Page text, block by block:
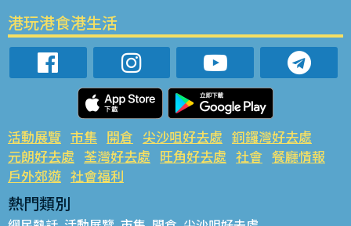
港玩港食港生活
活動展覽 市集 開倉 尖沙咀好去處 銅鑼灣好去處
元朗好去處 荃灣好去處 旺角好去處 社會 餐廳情報
戶外郊遊 社會福利
熱門類別